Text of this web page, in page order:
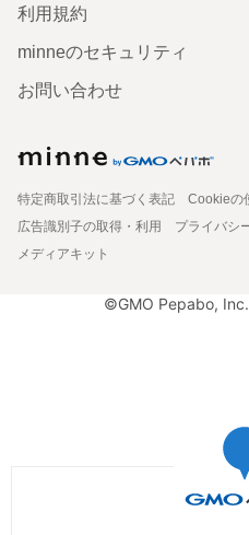
利用規約
minneのセキュリティ
お問い合わせ
特定商取引法に基づく表記
Cookieの
広告識別子の取得・利用
プライバシ
メディアキット
©GMO Pepabo,